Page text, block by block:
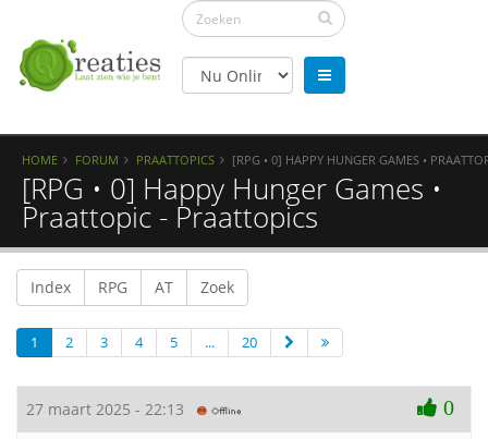
HOME FORUM PRAATTOPICS [RPG • 0] HAPPY HUNGER GAMES •
[RPG • 0] Happy Hunger Games •
Praattopic - Praattopics
Index RPG AT Zoek
1 2 3 4 5 ... 20
27 maart 2025 - 22:13 0